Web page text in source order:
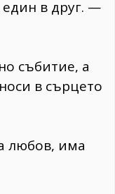
в друг. —
събитие, а
в сърцето
любов, има